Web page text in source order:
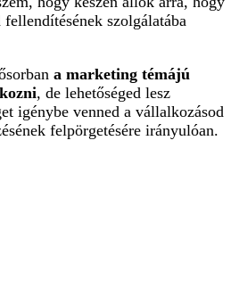
szolgálatába
a marketing témájú
, de lehetőséged lesz
igénybe venned a vállalkozásod
felpörgetésére irányulóan.